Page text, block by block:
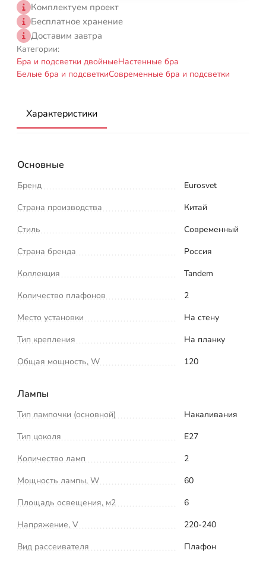
Комплектуем проект
Бесплатное хранение
Доставим завтра
Категории:
Бра и подсветки двойныеНастенные бра
Белые бра и подсветкиСовременные бра и подсветки
Характеристики
Основные
Бренд
Eurosvet
Страна производства
Китай
Стиль
Современный
Страна бренда
Россия
Коллекция
Tandem
Количество плафонов
2
Место установки
На стену
Тип крепления
На планку
Общая мощность, W
120
Лампы
Тип лампочки (основной)
Накаливания
Тип цоколя
E27
Количество ламп
2
Мощность лампы, W
60
Площадь освещения, м2
6
Напряжение, V
220-240
Вид рассеивателя
Плафон